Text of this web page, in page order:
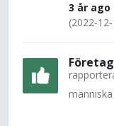
3 år ago
(2022-